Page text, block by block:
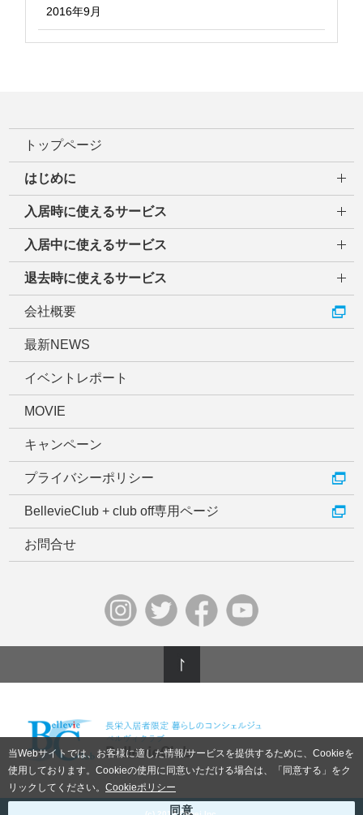
当Webサイトでは、お客様に適した情報/サービスを提供するために、Cookieを
使用しております。Cookieの使用に同意いただける場合は、「同意する」をク
リックしてください。 Cookieポリシー
2016年9月
トップページ
はじめに
入居時に使えるサービス
入居中に使えるサービス
退去時に使えるサービス
会社概要
最新NEWS
イベントレポート
MOVIE
キャンペーン
プライバシーポリシー
BellevieClub + club off専用ページ
お問合せ